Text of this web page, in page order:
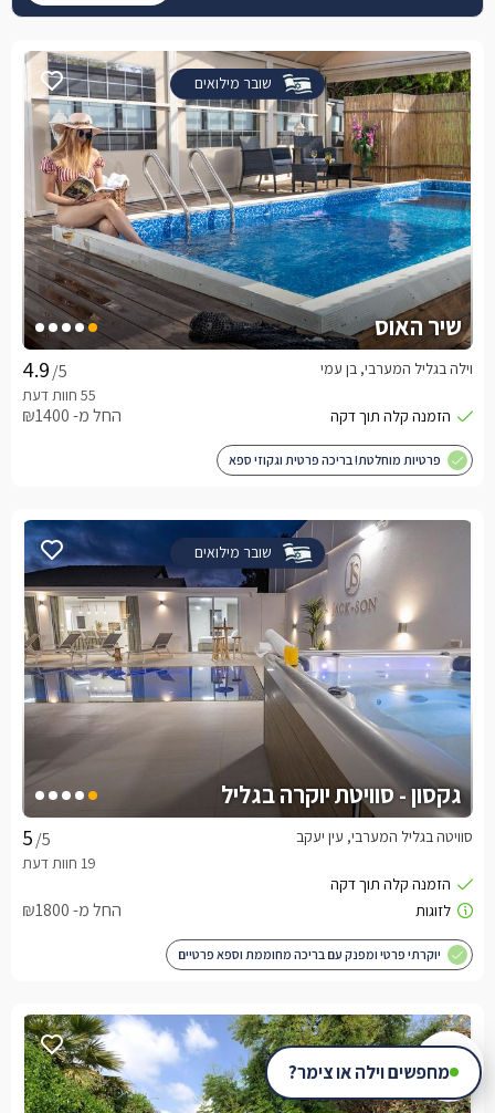
שובר מילואים
שיר האוס
/5 וילה בגליל המערבי, בן עמי
החל מ- ₪1400
פרטיות מוחלטת! בריכה פרטית וגקוזי ספא
שובר מילואים
גקסון - סוויטת יוקרה בגליל
/5 סוויטה בגליל המערבי, עין יעקב
החל מ- ₪1800
יוקרתי פרטי ומפנק עם בריכה מחוממת וספא פרטיים
מחפשים וילה או צימר?